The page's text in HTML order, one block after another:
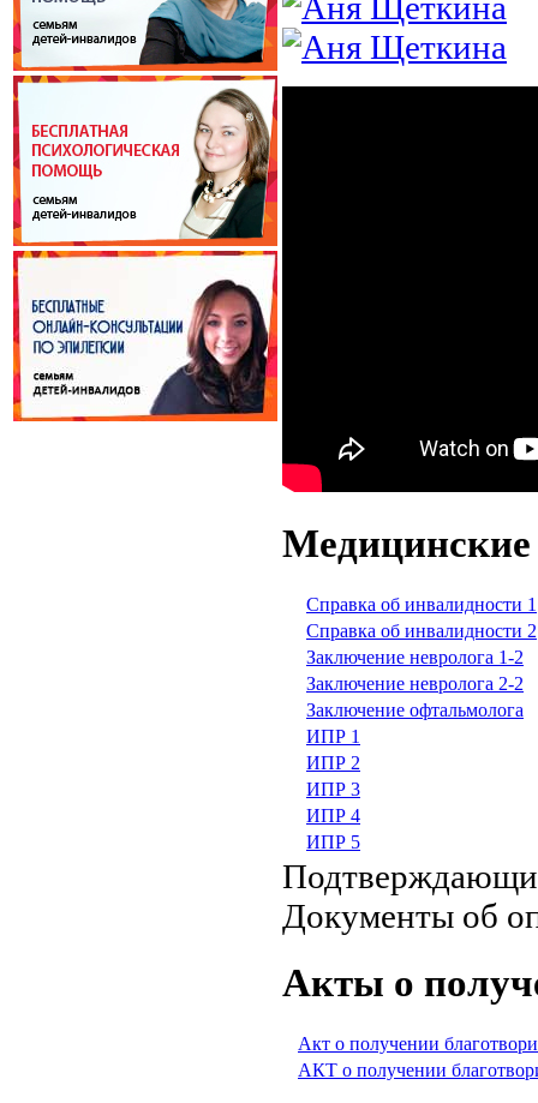
Справка об инвалидности 1
Справка об инвалидности 2
Заключение невролога 1-2
Заключение невролога 2-2
Заключение офтальмолога
ИПР 1
ИПР 2
ИПР 3
ИПР 4
ИПР 5
Документы об
Акты о
Акт о получении
АКТ о получении